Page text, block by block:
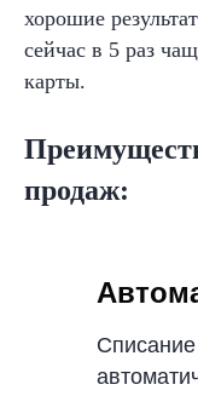
хорошие
сейчас в 5 раз
карты.
продаж: